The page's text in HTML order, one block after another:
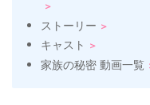
ストーリー
キャスト
家族の秘密 動画一覧